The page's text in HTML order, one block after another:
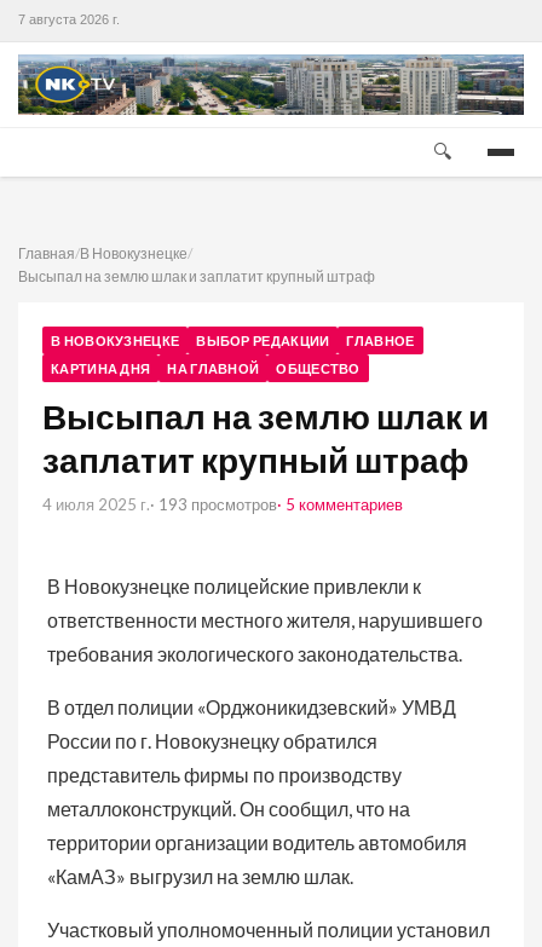
7 августа 2026 г.
🔍
Главная/В Новокузнецке/
Высыпал на землю шлак и заплатит крупный штраф
В НОВОКУЗНЕЦКЕ ВЫБОР РЕДАКЦИИ
ГЛАВНОЕ
КАРТИНА ДНЯ
НА ГЛАВНОЙ ОБЩЕСТВО
Высыпал на землю шлак и
заплатит крупный штраф
4 июля 2025 г.· 193 просмотров· 5 комментариев
В Новокузнецке полицейские привлекли к
ответственности местного жителя, нарушившего
требования экологического законодательства.
В отдел полиции «Орджоникидзевский» УМВД
России по г. Новокузнецку обратился
представитель фирмы по производству
металлоконструкций. Он сообщил, что на
территории организации водитель автомобиля
«КамАЗ» выгрузил на землю шлак.
Участковый уполномоченный полиции установил